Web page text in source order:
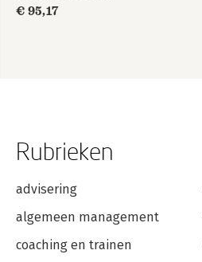
€ 95,17
Rubrieken
advisering
algemeen management
coaching en trainen